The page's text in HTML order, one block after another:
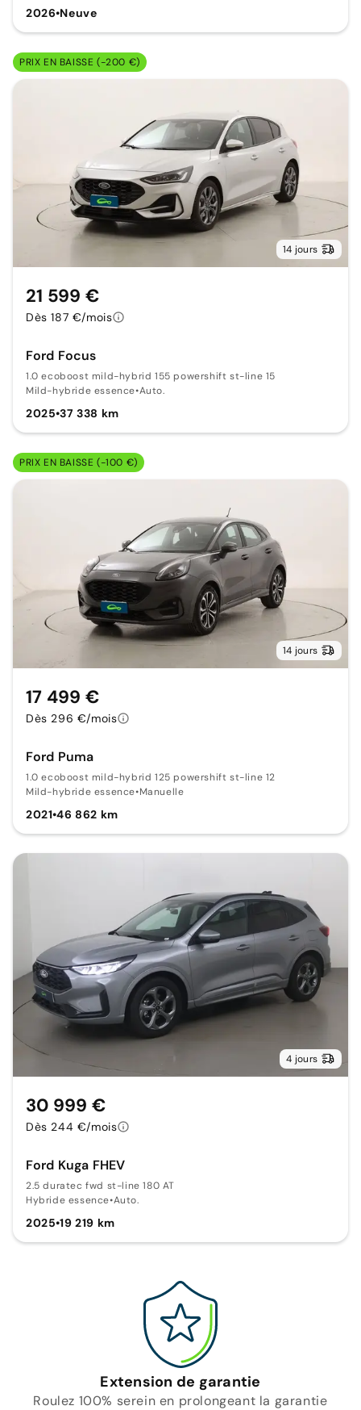
2026•Neuve
PRIX EN BAISSE (-200 €)
14 jours
Ford Focus
1.0 ecoboost mild-hybrid 155 powershift st-line 15
Mild-hybride essence•Auto.
2025•37 338 km
21 599 €
Dès 187 €/mois
PRIX EN BAISSE (-100 €)
14 jours
Ford Puma
1.0 ecoboost mild-hybrid 125 powershift st-line 12
Mild-hybride essence•Manuelle
2021•46 862 km
17 499 €
Dès 296 €/mois
4 jours
Ford Kuga FHEV
2.5 duratec fwd st-line 180 AT
Hybride essence•Auto.
2025•19 219 km
30 999 €
Dès 244 €/mois
Extension de garantie
Roulez 100% serein en prolongeant la garantie